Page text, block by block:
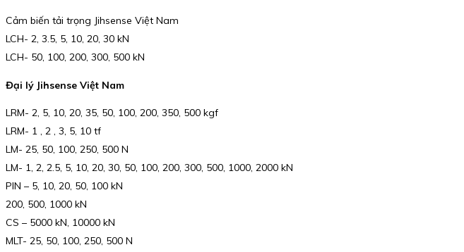
Cảm biến tải trọng Jihsense Việt Nam
LCH- 2, 3.5, 5, 10, 20, 30 kN
LCH- 50, 100, 200, 300, 500 kN
Đại lý Jihsense Việt Nam
LRM- 2, 5, 10, 20, 35, 50, 100, 200, 350, 500 kgf
LRM- 1 , 2 , 3, 5, 10 tf
LM- 25, 50, 100, 250, 500 N
LM- 1, 2, 2.5, 5, 10, 20, 30, 50, 100, 200, 300, 500, 1000, 2000 kN
PIN – 5, 10, 20, 50, 100 kN
200, 500, 1000 kN
CS – 5000 kN, 10000 kN
MLT- 25, 50, 100, 250, 500 N